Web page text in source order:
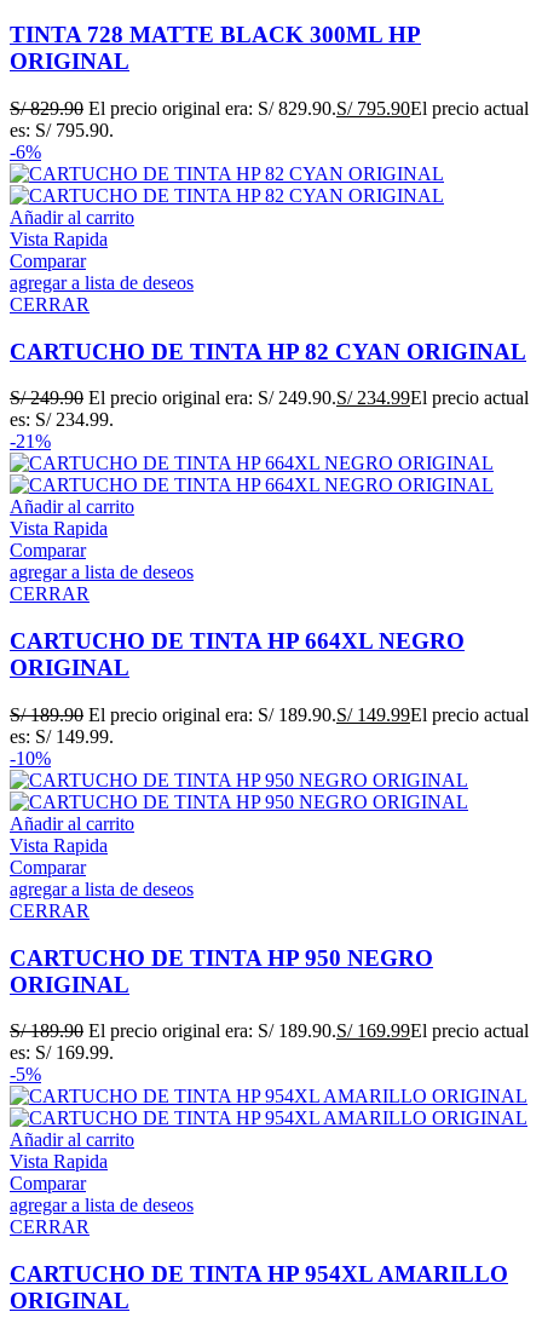
TINTA 728 MATTE BLACK 300ML HP
ORIGINAL
S/829.90 El precio original era: S/ 829.90.S/795.90El precio actual
es: S/ 795.90.
-6%
Añadir al carrito
Vista Rapida
Comparar
agregar a lista de deseos
CERRAR
CARTUCHO DE TINTA HP 82 CYAN ORIGINAL
S/249.90 El precio original era: S/ 249.90.S/234.99El precio actual
es: S/ 234.99.
-21%
Añadir al carrito
Vista Rapida
Comparar
agregar a lista de deseos
CERRAR
CARTUCHO DE TINTA HP 664XL NEGRO
ORIGINAL
S/189.90 El precio original era: S/ 189.90.S/149.99El precio actual
es: S/ 149.99.
-10%
Añadir al carrito
Vista Rapida
Comparar
agregar a lista de deseos
CERRAR
CARTUCHO DE TINTA HP 950 NEGRO
ORIGINAL
S/189.90 El precio original era: S/ 189.90.S/169.99El precio actual
es: S/ 169.99.
-5%
Añadir al carrito
Vista Rapida
Comparar
agregar a lista de deseos
CERRAR
CARTUCHO DE TINTA HP 954XL AMARILLO
ORIGINAL